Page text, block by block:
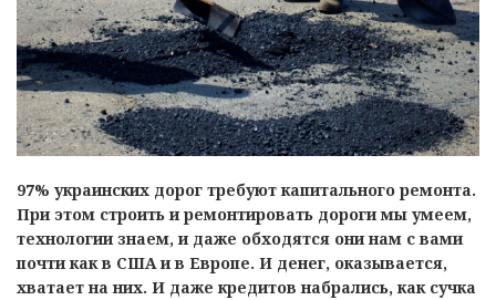
97% украинских дорог требуют капитального ремонта.
При этом строить и ремонтировать дороги мы умеем,
технологии знаем, и даже обходятся они нам с вами
почти как в США и в Европе. И денег, оказывается,
хватает на них. И даже кредитов набрались, как сучка